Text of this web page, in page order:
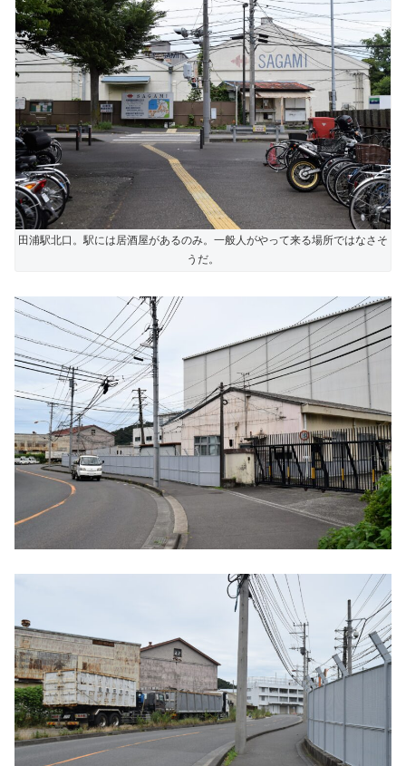
田浦駅北口。駅には居酒屋があるのみ。一般人がやって来る場所ではなさそ
うだ。